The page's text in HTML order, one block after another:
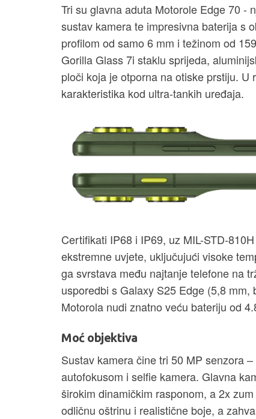
Tri su glavna aduta Motorole Edge 70 -
sustav kamera te impresivna baterija s
profilom od samo 6 mm i težinom od
Gorilla Glass 7i staklu sprijeda,
ploči koja je otporna na otiske prstiju.
karakteristika kod ultra-tankih uređaja.
Certifikati IP68 i IP69, uz MIL-STD-
ekstremne uvjete, uključujući visoke
ga svrstava među najtanje telefone na
usporedbi s Galaxy S25 Edge (5,8
Motorola nudi znatno veću bateriju od
Moć objektiva
Sustav kamera čine tri 50 MP senzora
autofokusom i selfie kamera. Glavna
širokim dinamičkim rasponom, a 2x
odličnu oštrinu i realistične boje, a